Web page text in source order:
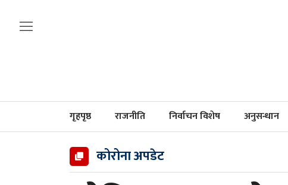
गृहपृष्ठ राजनीति निर्वाचन विशेष अनुसन्धान
कोरोना अपडेट